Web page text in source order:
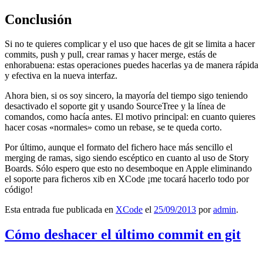
Conclusión
Si no te quieres complicar y el uso que haces de git se limita a hacer
commits, push y pull, crear ramas y hacer merge, estás de
enhorabuena: estas operaciones puedes hacerlas ya de manera rápida
y efectiva en la nueva interfaz.
Ahora bien, si os soy sincero, la mayoría del tiempo sigo teniendo
desactivado el soporte git y usando SourceTree y la línea de
comandos, como hacía antes. El motivo principal: en cuanto quieres
hacer cosas «normales» como un rebase, se te queda corto.
Por último, aunque el formato del fichero hace más sencillo el
merging de ramas, sigo siendo escéptico en cuanto al uso de Story
Boards. Sólo espero que esto no desemboque en Apple eliminando
el soporte para ficheros xib en XCode ¡me tocará hacerlo todo por
código!
Esta entrada fue publicada en XCode el 25/09/2013 poradmin.
Cómo deshacer el último commit en git